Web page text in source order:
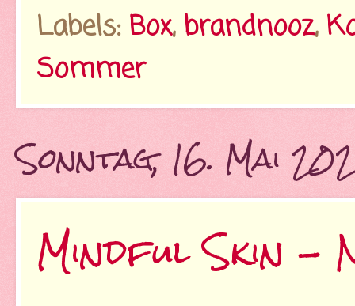
Labels: Box, brandnooz,
Sommer
Sonntag, 16. Mai
Mindful Skin -